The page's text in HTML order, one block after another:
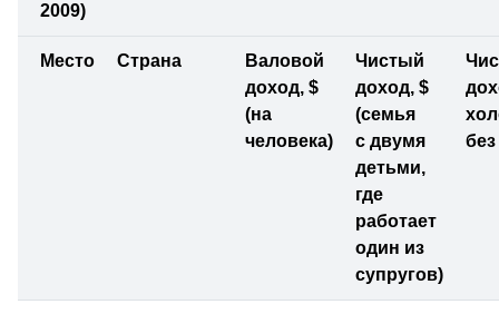
2009)
Место Страна
Валовой
доход, $
(на
человека)
Чистый
доход, $
(семья
с двумя
детьми,
где
работает
один из
супругов)
без